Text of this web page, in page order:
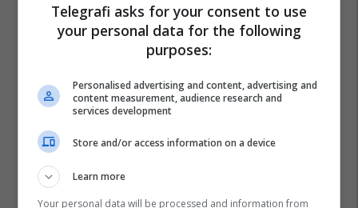
Telegrafi asks for your consent to use
your personal data for the following
purposes:
Personalised advertising and content, advertising and
content measurement, audience research and
services development
Store and/or access information on a device
Learn more
Your personal data will be processed and information from